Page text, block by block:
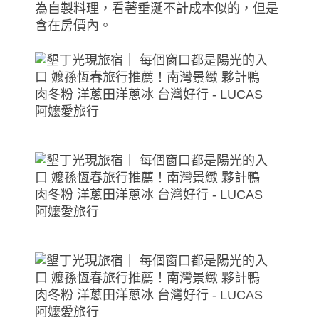
為自製料理，看著垂涎不計成本似的，但是
含在房價內。